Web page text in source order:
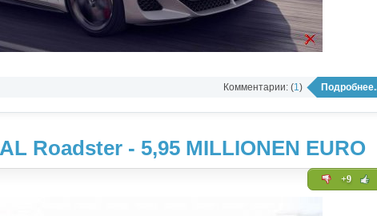
Подробнее...
Комментарии: (1)
Roadster - 5,95 MILLIONEN EURO
+9